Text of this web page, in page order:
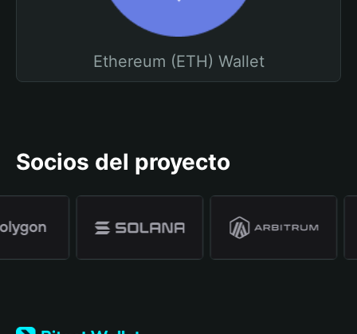
Ethereum (ETH) Wallet
Socios del proyecto